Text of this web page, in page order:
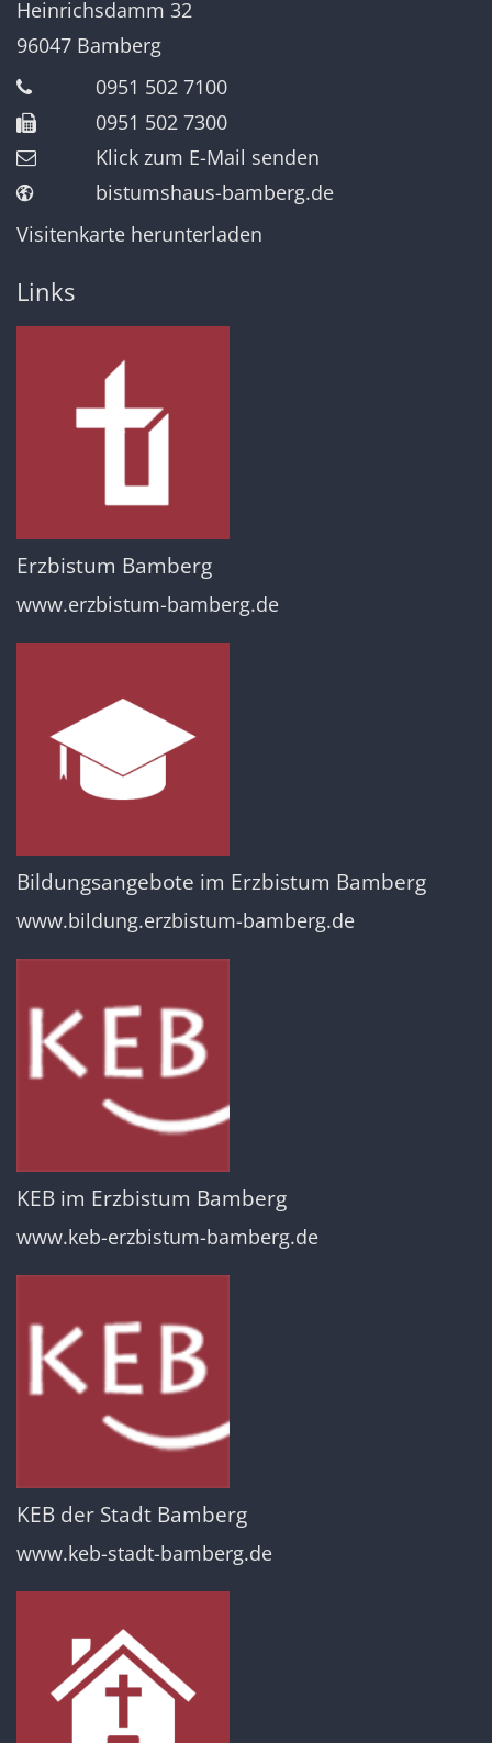
Heinrichsdamm 32
96047 Bamberg
0951 502 7100
0951 502 7300
Klick zum E-Mail senden
bistumshaus-bamberg.de
Visitenkarte herunterladen
Links
Erzbistum Bamberg
www.erzbistum-bamberg.de
Bildungsangebote im Erzbistum Bamberg
www.bildung.erzbistum-bamberg.de
KEB im Erzbistum Bamberg
www.keb-erzbistum-bamberg.de
KEB der Stadt Bamberg
www.keb-stadt-bamberg.de